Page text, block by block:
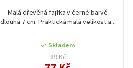
d
u
Malá dřevěná fajfka v černé barvě
dlouhá 7 cm. Praktická malá velikost a...
Skladem
89 Kč